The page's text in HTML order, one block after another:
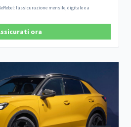
l’assicurazione mensile, digitale e a
ora